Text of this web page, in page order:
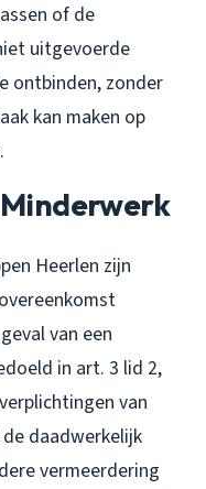
of de
uitgevoerde
ontbinden, zonder
kan maken op
Heerlen zijn
van een
in art. 3 lid 2,
van
daadwerkelijk
vermeerdering